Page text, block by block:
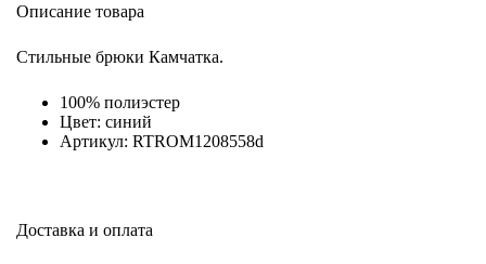
Описание товара
Стильные брюки Камчатка.
100% полиэстер
Цвет: синий
Артикул: RTROM1208558d
Доставка и оплата